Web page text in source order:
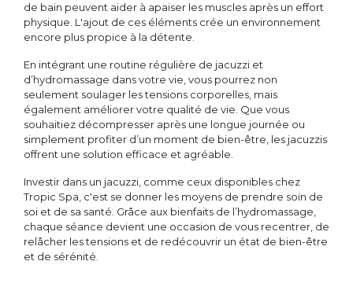
de bain peuvent aider à apaiser les muscles après un effort
physique. L'ajout de ces éléments crée un environnement
encore plus propice à la détente.
En intégrant une routine régulière de jacuzzi et
d’hydromassage dans votre vie, vous pourrez non
seulement soulager les tensions corporelles, mais
également améliorer votre qualité de vie. Que vous
souhaitiez décompresser après une longue journée ou
simplement profiter d’un moment de bien-être, les jacuzzis
offrent une solution efficace et agréable.
Investir dans un jacuzzi, comme ceux disponibles chez
Tropic Spa, c'est se donner les moyens de prendre soin de
soi et de sa santé. Grâce aux bienfaits de l’hydromassage,
chaque séance devient une occasion de vous recentrer, de
relâcher les tensions et de redécouvrir un état de bien-être
et de sérénité.